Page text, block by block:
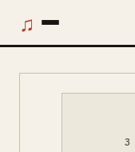
♫
3